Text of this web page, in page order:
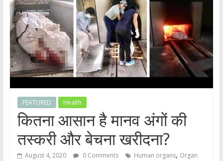
FEATURED Health
कितना आसान है मानव अंगों की
तस्करी और बेचना खरीदना?
August 4, 2020 0 Comments Human organs, Organ